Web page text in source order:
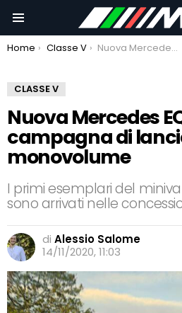
You are here:
Home Classe V Nuova Mercedes EQV: partita la campagna di lancio della monovolume
CLASSE V
Nuova Mercedes
campagna di
monovolume
I primi esemplari del
sono arrivati nelle
di Alessio Salome
14/11/2020, 11:03